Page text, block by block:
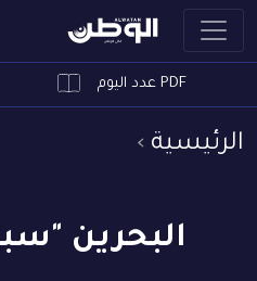
PDF عدد اليوم
الرئيسية
البحرين